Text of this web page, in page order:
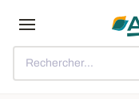
Rechercher...